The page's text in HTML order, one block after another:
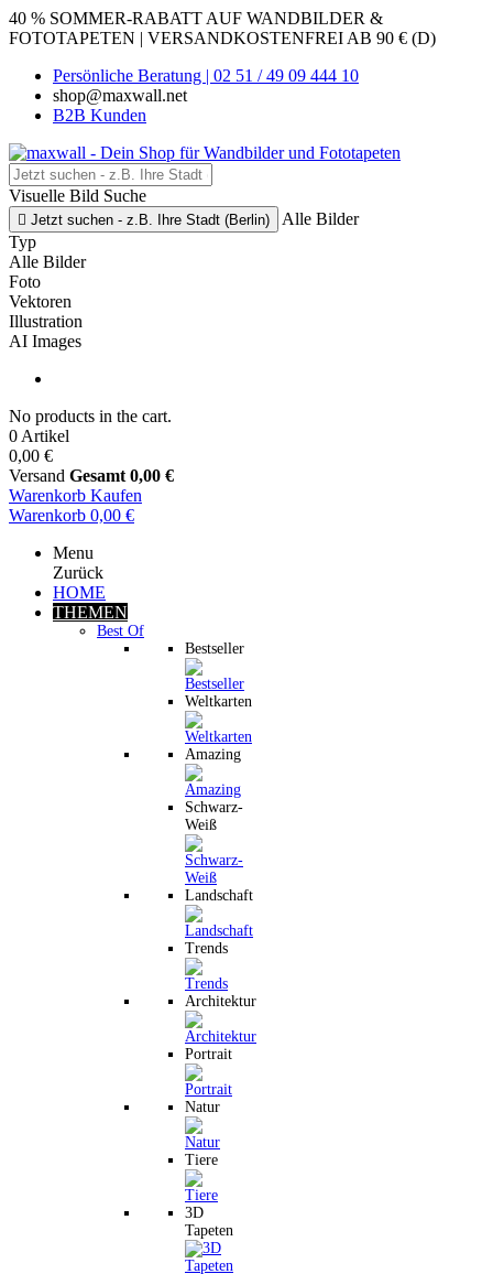
40 % SOMMER-RABATT AUF WANDBILDER &
FOTOTAPETEN | VERSANDKOSTENFREI AB 90 € (D)
Persönliche Beratung | 02 51 / 49 09 444 10
shop@maxwall.net
B2B Kunden
Visuelle Bild Suche
 Jetzt suchen - z.B. Ihre Stadt (Berlin)
Alle Bilder
Typ
Alle Bilder
Foto
Vektoren
Illustration
AI Images
No products in the cart.
0 Artikel
0,00 €
Versand Gesamt 0,00 €
Warenkorb Kaufen
Warenkorb 0,00 €
Menu
Zurück
HOME
THEMEN
Best Of
Bestseller
Weltkarten
Amazing
Schwarz-
Weiß
Landschaft
Trends
Architektur
Portrait
Natur
Tiere
3D
Tapeten